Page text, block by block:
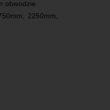
obwodzie.
2250mm,